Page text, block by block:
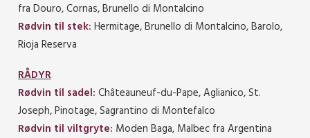
fra Douro, Cornas, Brunello di Montalcino
Rødvin til stek: Hermitage, Brunello di Montalcino, Barolo,
Rioja Reserva
RÅDYR
Rødvin til sadel: Châteauneuf-du-Pape, Aglianico, St.
Joseph, Pinotage, Sagrantino di Montefalco
Rødvin til viltgryte: Moden Baga, Malbec fra Argentina